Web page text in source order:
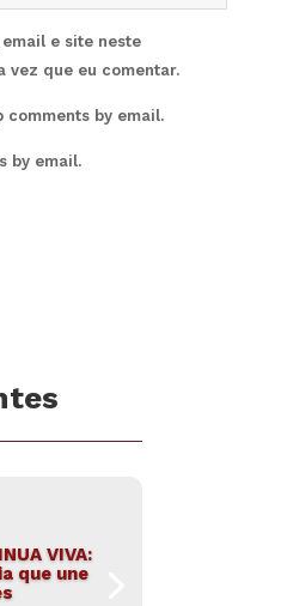
e site neste
vez que eu comentar.
by email.
by email.
VIVA:
que une